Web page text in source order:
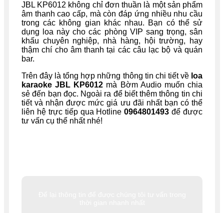
JBL KP6012 không chỉ đơn thuần là một sản phẩm
âm thanh cao cấp, mà còn đáp ứng nhiều nhu cầu
trong các không gian khác nhau. Bạn có thể sử
dụng loa này cho các phòng VIP sang trọng, sân
khấu chuyên nghiệp, nhà hàng, hội trường, hay
thậm chí cho âm thanh tại các câu lạc bộ và quán
bar.
Trên đây là tổng hợp những thông tin chi tiết về loa
karaoke JBL KP6012 mà Bờm Audio muốn chia
sẻ đến bạn đọc. Ngoài ra để biết thêm thông tin chi
tiết và nhận được mức giá ưu đãi nhất bạn có thể
liên hệ trực tiếp qua Hotline0964801493 để được
tư vấn cụ thể nhất nhé!